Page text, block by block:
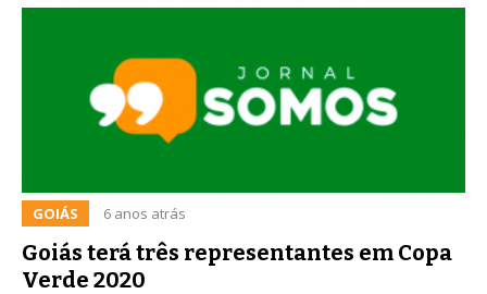
GOIÁS 6 anos atrás
Goiás terá três representantes em Copa
Verde 2020